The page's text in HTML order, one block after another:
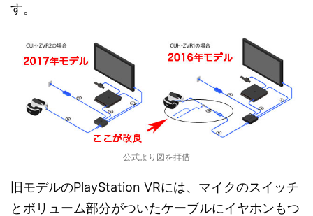
す。
公式より 図を拝借
旧モデルのPlayStation VRには、マイクのスイッチ
とボリューム部分がついたケーブルにイヤホンもつ